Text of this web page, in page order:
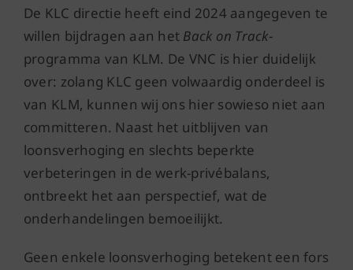
De KLC directie heeft eind 2024 aangegeven te
willen bijdragen aan het Back on Track-
programma van KLM. De VNC is hier duidelijk
over: zolang KLC geen volwaardig onderdeel is
van KLM, kunnen wij ons hier sowieso niet aan
committeren. Naast het uitblijven van
loonsverhoging en slechts beperkte
verbeteringen in de werk-privébalans,
ontbreekt het aan perspectief, wat de
onderhandelingen bemoeilijkt.
Geen enkele loonsverhoging betekent een fors